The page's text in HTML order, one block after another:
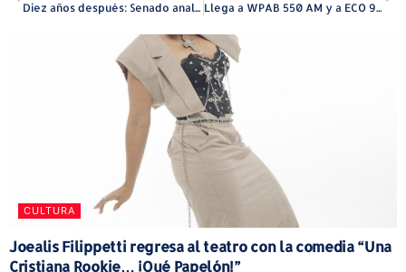
Diez años después: Senado analiza cumplimiento y retos de la Ley de Bolsas Reusables Llega a WPAB 550 AM y a ECO 93.1 Fm el nuevo programa radial “Conecta Puerto Rico”
CULTURA
Joealis Filippetti regresa al teatro con la comedia “Una
Cristiana Rookie… ¡Qué Papelón!”